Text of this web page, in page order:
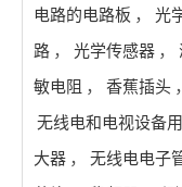
电路的电路板 ， 光
路 ， 光学传感器 ，
敏电阻 ， 香蕉插头 ，
无线电和电视设备
大器 ， 无线电电子